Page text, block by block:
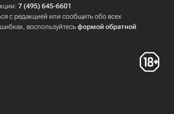
7 (495) 645-6601
с редакцией или сообщить обо всех
воспользуйтесьформой обратной